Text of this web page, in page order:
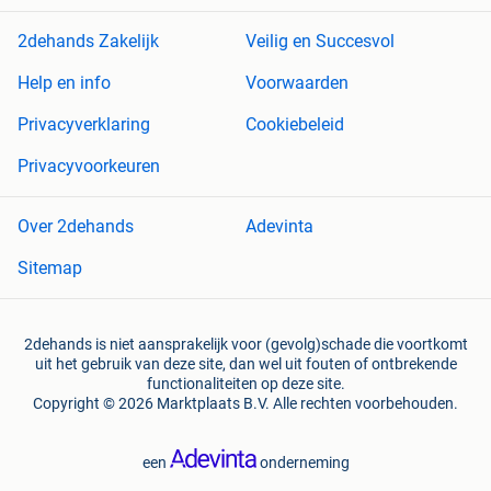
2dehands Zakelijk
Veilig en Succesvol
Help en info
Voorwaarden
Privacyverklaring
Cookiebeleid
Privacyvoorkeuren
Over 2dehands
Adevinta
Sitemap
2dehands is niet aansprakelijk voor (gevolg)schade die voortkomt
uit het gebruik van deze site, dan wel uit fouten of ontbrekende
functionaliteiten op deze site.
Copyright © 2026 Marktplaats B.V. Alle rechten voorbehouden.
een onderneming